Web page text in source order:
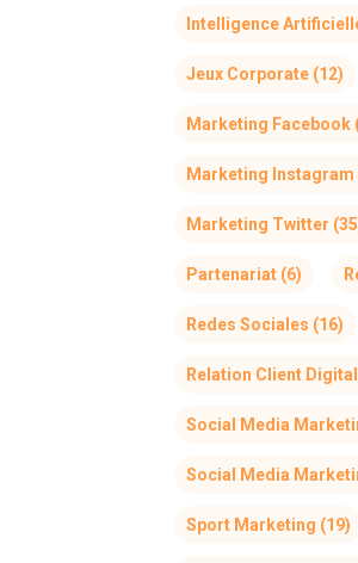
Intelligence
Jeux Corporate(12)
Marketing Facebook
Marketing Instagram
Marketing Twitter
Partenariat(6)
Redes Sociales (16)
Relation Client
Social Media
Social Media
Sport Marketing (19)